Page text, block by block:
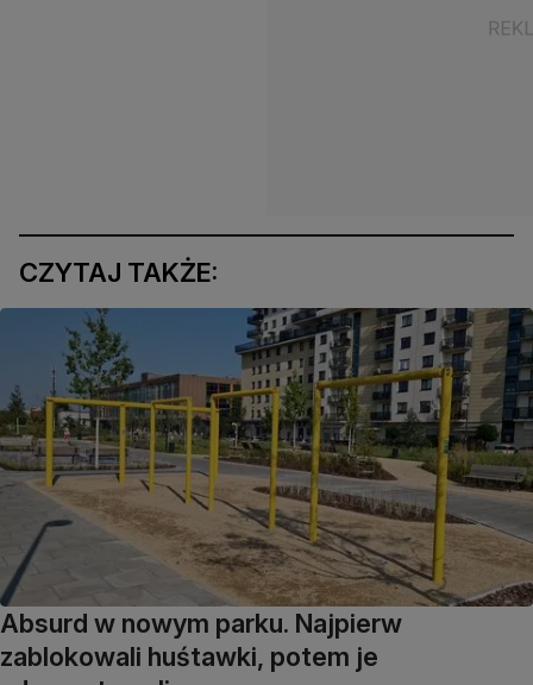
CZYTAJ TAKŻE:
Absurd w nowym parku. Najpierw
zablokowali huśtawki, potem je